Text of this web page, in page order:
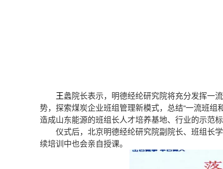
王蠡院长表示，明德经纶研究院将充分发挥一
势，探索煤炭企业班组管理新模式，总结“一流班组
造成山东能源的班组长人才培养基地、行业的示范
仪式后， 北京明德经纶研究院副院长、班组长
续培训中也会亲自授课。